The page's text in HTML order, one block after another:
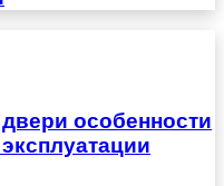
особенности